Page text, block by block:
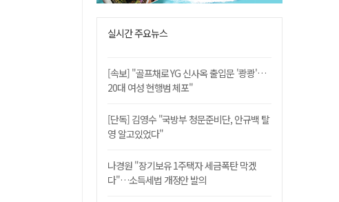
실시간 주요뉴스
[속보] "골프채로 YG 신사옥 출입문 '쾅쾅'…
20대 여성 현행범 체포"
[단독] 김영수 "국방부 청문준비단, 안규백 탈
영 알고있었다"
나경원 "장기보유 1주택자 세금폭탄 막겠
다"…소득세법 개정안 발의